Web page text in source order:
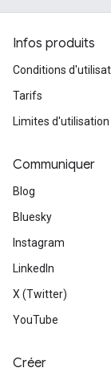
Infos produits
Conditions
Tarifs
Limites d'utilisation
Communiquer
Blog
Bluesky
Instagram
LinkedIn
X (Twitter)
YouTube
Créer